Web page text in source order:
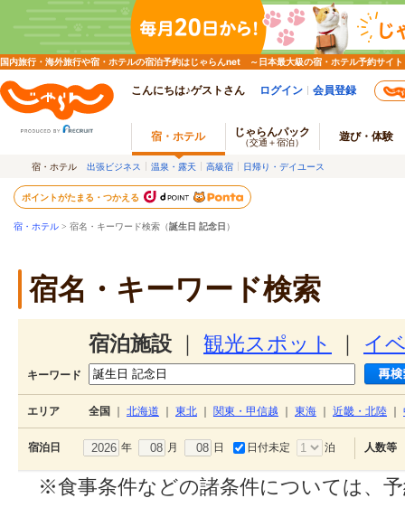
国内旅行・海外旅行や宿・ホテルの宿泊予約はじゃらんnet ～日本最大級の宿・ホテル予約サイト
こんにちは♪ゲストさん ログイン 会員登録
宿・ホテル じゃらんパック
（交通＋宿泊） 遊び・体験
宿・ホテル 出張ビジネス 温泉・露天 高級宿 日帰り・デイユース
ポイントがたまる・つかえる
宿・ホテル > 宿名・キーワード検索（誕生日 記念日 ）
宿名・キーワード検索
宿泊施設 観光スポット イ
キーワード
エリア 全国 北海道 東北 関東・甲信越 東海 近畿・北陸
宿泊日 年 月 日 日付未定 泊 人数等
※食事条件などの諸条件については、